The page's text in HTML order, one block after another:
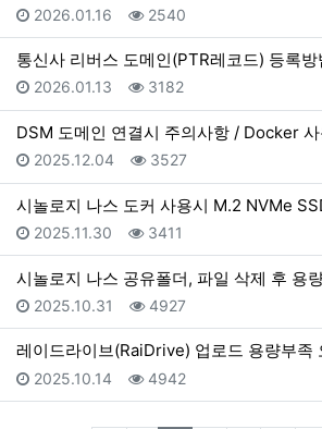
등록일
2026.01.16 조회
2540
통신사 리버스 도메인(PTR레코드) 등록방
등록일
2026.01.13 조회
3182
DSM 도메인 연결시 주의사항 / Docker
등록일
2025.12.04 조회
3527
시놀로지 나스 도커 사용시 M.2 NVMe
등록일
2025.11.30 조회
3411
시놀로지 나스 공유폴더, 파일 삭제 후 용
등록일
2025.10.31 조회
4927
레이드라이브(RaiDrive) 업로드 용량부족
등록일
2025.10.14 조회
4942